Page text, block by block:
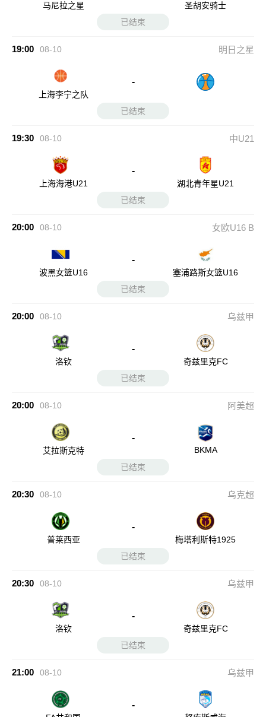
马尼拉之星
圣胡安骑士
已结束
19:00 08-10 明日之星
上海李宁之队
-
已结束
19:30 08-10 中U21
上海海港U21
-
湖北青年星U21
已结束
20:00 08-10 女欧U16 B
波黑女篮U16
-
塞浦路斯女篮U16
已结束
20:00 08-10 乌兹甲
洛钦
-
奇兹里克FC
已结束
20:00 08-10 阿美超
艾拉斯克特
-
BKMA
已结束
20:30 08-10 乌克超
普莱西亚
-
梅塔利斯特1925
已结束
20:30 08-10 乌兹甲
洛钦
-
奇兹里克FC
已结束
21:00 08-10 乌兹甲
-